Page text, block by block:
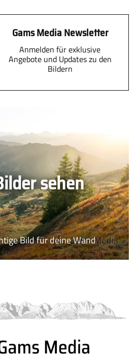
Gams Media Newsletter
Anmelden für exklusive
Angebote und Updates zu den
Bildern
sehen
Bild für deine Wand